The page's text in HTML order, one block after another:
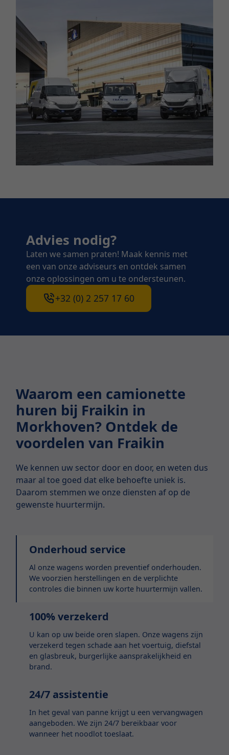
Advies nodig?
Laten we samen praten! Maak kennis met
een van onze adviseurs en ontdek samen
onze oplossingen om u te ondersteunen.
+32 (0) 2 257 17 60
Waarom een camionette
huren bij Fraikin in
Morkhoven? Ontdek de
voordelen van Fraikin
We kennen uw sector door en door, en weten dus
maar al toe goed dat elke behoefte uniek is.
Daarom stemmen we onze diensten af op de
gewenste huurtermijn.
Onderhoud service
Al onze wagens worden preventief onderhouden.
We voorzien herstellingen en de verplichte
controles die binnen uw korte huurtermijn vallen.
100% verzekerd
U kan op uw beide oren slapen. Onze wagens zijn
verzekerd tegen schade aan het voertuig, diefstal
en glasbreuk, burgerlijke aansprakelijkheid en
brand.
24/7 assistentie
In het geval van panne krijgt u een vervangwagen
aangeboden. We zijn 24/7 bereikbaar voor
wanneer het noodlot toeslaat.